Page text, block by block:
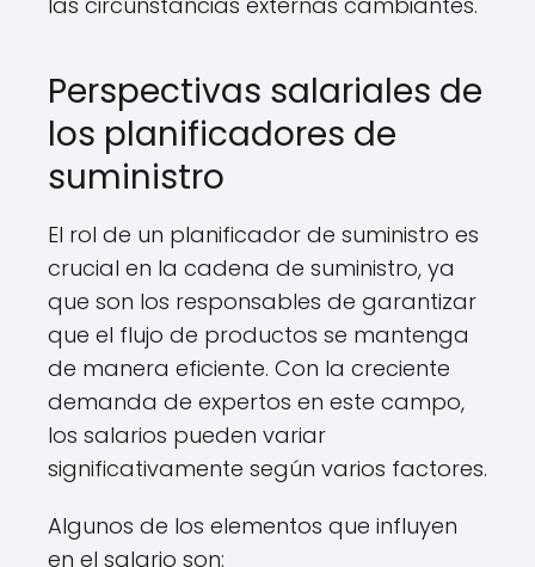
Perspectivas salariales de
los planificadores de
suministro
El rol de un planificador de suministro es
crucial en la cadena de suministro, ya
que son los responsables de garantizar
que el flujo de productos se mantenga
de manera eficiente. Con la creciente
demanda de expertos en este campo,
los salarios pueden variar
significativamente según varios factores.
Algunos de los elementos que influyen
en el salario son: